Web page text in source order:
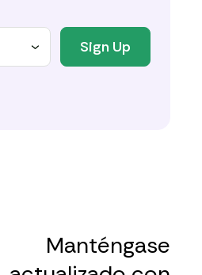
Sign Up
Manténgase